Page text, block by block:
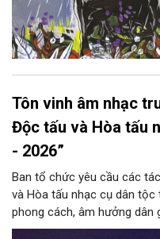
Tôn vinh âm nhạc
Độc tấu và Hòa tấu
- 2026”
Ban tổ chức yêu cầu các
và Hòa tấu nhạc cụ dân
phong cách, âm hưởng
phối khí mới trên nền tảng